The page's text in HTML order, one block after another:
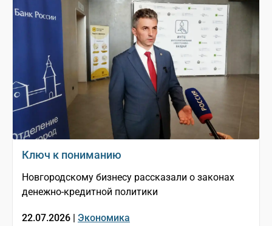
Ключ к пониманию
Новгородскому бизнесу рассказали о законах
денежно-кредитной политики
22.07.2026 | Экономика